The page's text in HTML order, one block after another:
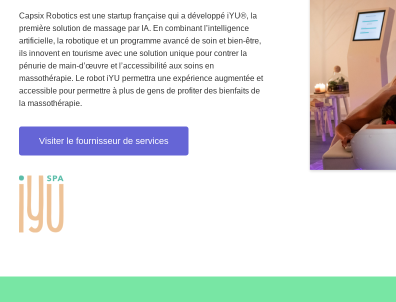
Capsix Robotics est une startup française qui a développé iYU®, la
première solution de massage par IA. En combinant l’intelligence
artificielle, la robotique et un programme avancé de soin et bien-être,
ils innovent en tourisme avec une solution unique pour contrer la
pénurie de main-d’œuvre et l’accessibilité aux soins en
massothérapie. Le robot iYU permettra une expérience augmentée et
accessible pour permettre à plus de gens de profiter des bienfaits de
la massothérapie.
Visiter le fournisseur de services